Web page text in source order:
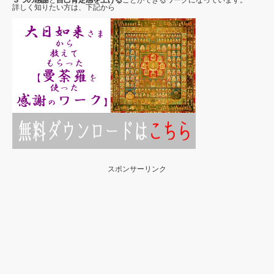
詳しく知りたい方は、下記から
スポンサーリンク